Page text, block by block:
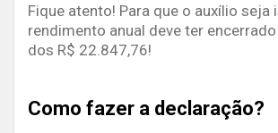
Fique atento! Para que o auxílio seja
rendimento anual deve ter
dos R$ 22.847,76!
Como fazer a declaração?